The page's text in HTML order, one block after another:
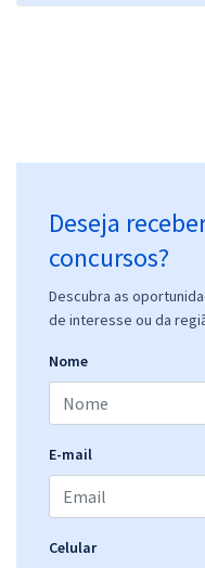
Deseja
concursos?
Descubra as
de interesse ou da
Nome
E-mail
Celular